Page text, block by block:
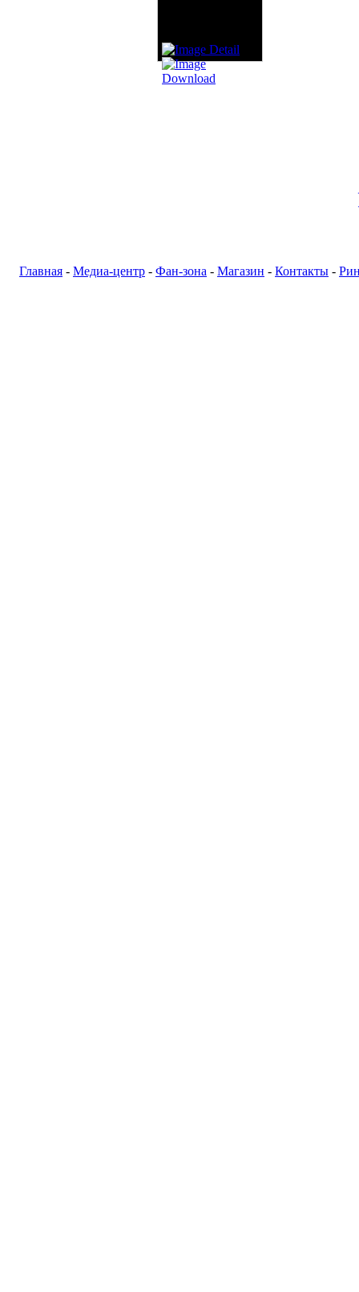
Главная - Медиа-центр - Фан-зона - Магазин - Контакты -